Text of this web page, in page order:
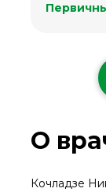
Кочладзе
О